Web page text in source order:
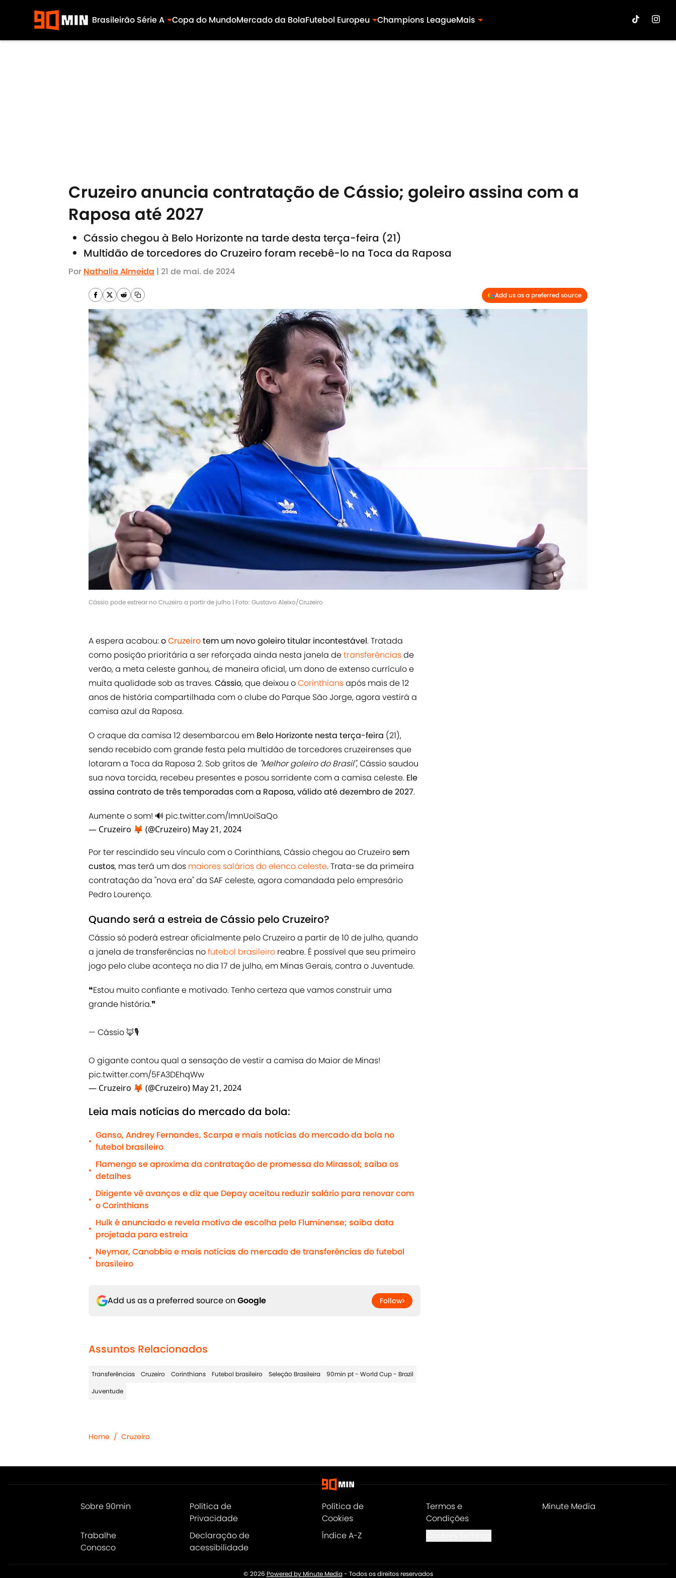
Brasileirão Série A Copa do MundoMercado da BolaFutebol Europeu Champions LeagueMais
Cruzeiro anuncia contratação de Cássio; goleiro assina com a
Raposa até 2027
Cássio chegou à Belo Horizonte na tarde desta terça-feira (21)
Multidão de torcedores do Cruzeiro foram recebê-lo na Toca da Raposa
Por Nathalia Almeida | 21 de mai. de 2024
Add us as a preferred source
Cássio pode estrear no Cruzeiro a partir de julho | Foto: Gustavo Aleixo/Cruzeiro
A espera acabou:oCruzeirotem um novo goleiro titular incontestável. Tratada
como posição prioritária a ser reforçada ainda nesta janela detransferênciasde
verão, a meta celeste ganhou, de maneira oficial, um dono de extenso currículo e
muita qualidade sob as traves.Cássio, que deixou oCorinthiansapós mais de 12
anos de história compartilhada com o clube do Parque São Jorge, agora vestirá a
camisa azul da Raposa.
O craque da camisa 12 desembarcou em Belo Horizonte nesta terça-feira (21),
sendo recebido com grande festa pela multidão de torcedores cruzeirenses que
lotaram a Toca da Raposa 2. Sob gritos de "Melhor goleiro do Brasil", Cássio saudou
sua nova torcida, recebeu presentes e posou sorridente com a camisa celeste. Ele
assina contrato de três temporadas com a Raposa, válido até dezembro de 2027.
Aumente o som! 🔊 pic.twitter.com/lmnUoiSaQo
— Cruzeiro 🦊 (@Cruzeiro) May 21, 2024
Por ter rescindido seu vínculo com o Corinthians, Cássio chegou ao Cruzeirosem
custos, mas terá um dos maiores salários do elenco celeste. Trata-se da primeira
contratação da "nova era" da SAF celeste, agora comandada pelo empresário
Pedro Lourenço.
Quando será a estreia de Cássio pelo Cruzeiro?
Cássio só poderá estrear oficialmente pelo Cruzeiro a partir de 10 de julho, quando
a janela de transferências nofutebol brasileiro reabre. É possível que seu primeiro
jogo pelo clube aconteça no dia 17 de julho, em Minas Gerais, contra o Juventude.
❝Estou muito confiante e motivado. Tenho certeza que vamos construir uma
grande história.❞
— Cássio 🦊🎙
O gigante contou qual a sensação de vestir a camisa do Maior de Minas!
pic.twitter.com/5FA3DEhqWw
— Cruzeiro 🦊 (@Cruzeiro) May 21, 2024
Leia mais notícias do mercado da bola:
•
Ganso, Andrey Fernandes, Scarpa e mais notícias do mercado da bola no
futebol brasileiro
•
Flamengo se aproxima da contratação de promessa do Mirassol; saiba os
detalhes
•
Dirigente vê avanços e diz que Depay aceitou reduzir salário para renovar com
o Corinthians
•
Hulk é anunciado e revela motivo de escolha pelo Fluminense; saiba data
projetada para estreia
•
Neymar, Canobbio e mais notícias do mercado de transferências do futebol
brasileiro
Add us as a preferred source on Google Follow
Assuntos Relacionados
Transferências Cruzeiro Corinthians Futebol brasileiro Seleção Brasileira
90min pt - World Cup - Brazil
Juventude
Home / Cruzeiro
Sobre 90min
Política de
Privacidade
Política de
Cookies
Termos e
Condições
Minute Media
Trabalhe
Conosco
Declaração de
acessibilidade
Índice A-Z
© 2026 Powered by Minute Media- Todos os direitos reservados